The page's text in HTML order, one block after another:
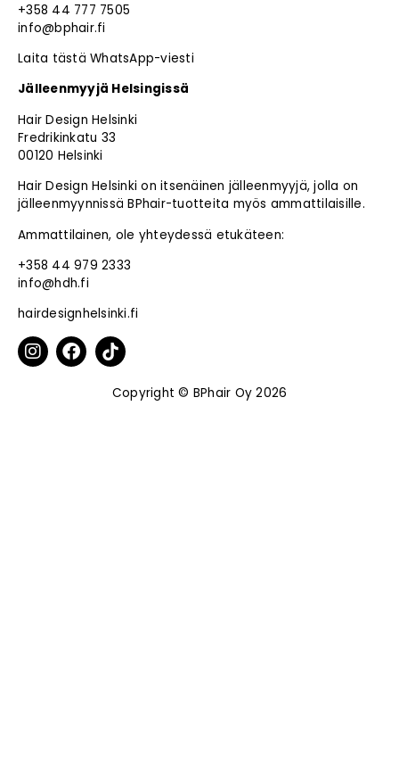
+358 44 777 7505
info@bphair.fi
Laita tästä WhatsApp-viesti
Jälleenmyyjä Helsingissä
Hair Design Helsinki
Fredrikinkatu 33
00120 Helsinki
Hair Design Helsinki on itsenäinen jälleenmyyjä, jolla on
jälleenmyynnissä BPhair-tuotteita myös ammattilaisille.
Ammattilainen, ole yhteydessä etukäteen:
+358 44 979 2333
info@hdh.fi
hairdesignhelsinki.fi
Copyright © BPhair Oy 2026